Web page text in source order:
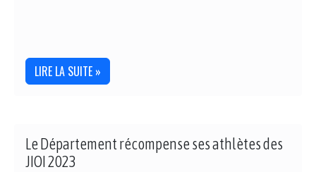
LIRE LA SUITE »
Le Département récompense ses athlètes des
JIOI 2023